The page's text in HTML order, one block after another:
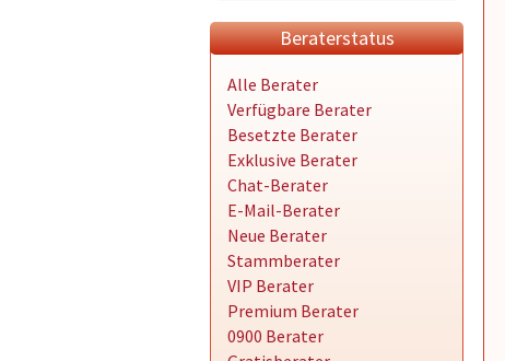
Beraterstatus
Alle Berater
Verfügbare Berater
Besetzte Berater
Exklusive Berater
Chat-Berater
E-Mail-Berater
Neue Berater
Stammberater
VIP Berater
Premium Berater
0900 Berater